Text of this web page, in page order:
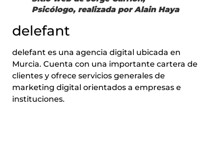
Psicólogo, realizada por Alain Haya
delefant
delefant es una agencia digital ubicada en
Murcia. Cuenta con una importante cartera de
clientes y ofrece servicios generales de
marketing digital orientados a empresas e
instituciones.